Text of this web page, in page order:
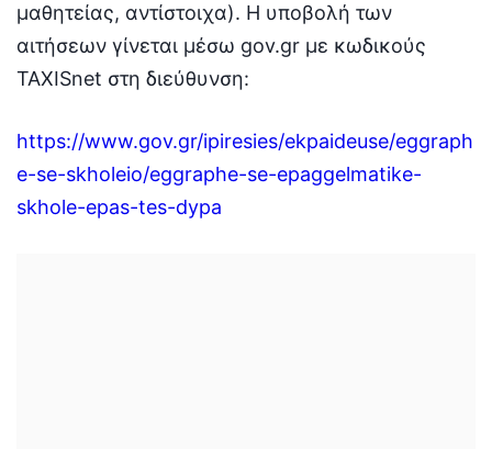
μαθητείας, αντίστοιχα). Η υποβολή των
αιτήσεων γίνεται μέσω gov.gr με κωδικούς
TAXISnet στη διεύθυνση:
https://www.gov.gr/ipiresies/ekpaideuse/eggraph
e-se-skholeio/eggraphe-se-epaggelmatike-
skhole-epas-tes-dypa